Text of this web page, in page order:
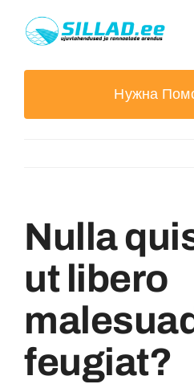
Плавательные Мостики
Yслуги
Извлечено Из
Нужна
Nulla
ut libero
feugiat?